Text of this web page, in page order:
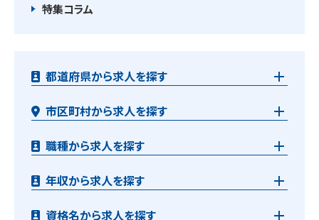
特集コラム
都道府県から求人を探す
市区町村から求人を探す
職種から求人を探す
年収から求人を探す
資格名から求人を探す